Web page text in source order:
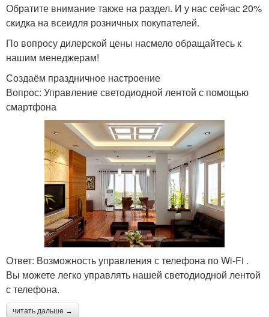
Обратите внимание также на раздел. И у нас сейчас 20%
скидка на всеидля розничных покупателей.
По вопросу дилерской цены насмело обращайтесь к
нашим менеджерам!
Создаём праздничное настроение
Вопрос: Управление светодиодной лентой с помощью
смартфона
Ответ: Возможность управления с телефона по Wi-Fi .
Вы можете легко управлять нашей светодиодной лентой
с телефона.
читать дальше →